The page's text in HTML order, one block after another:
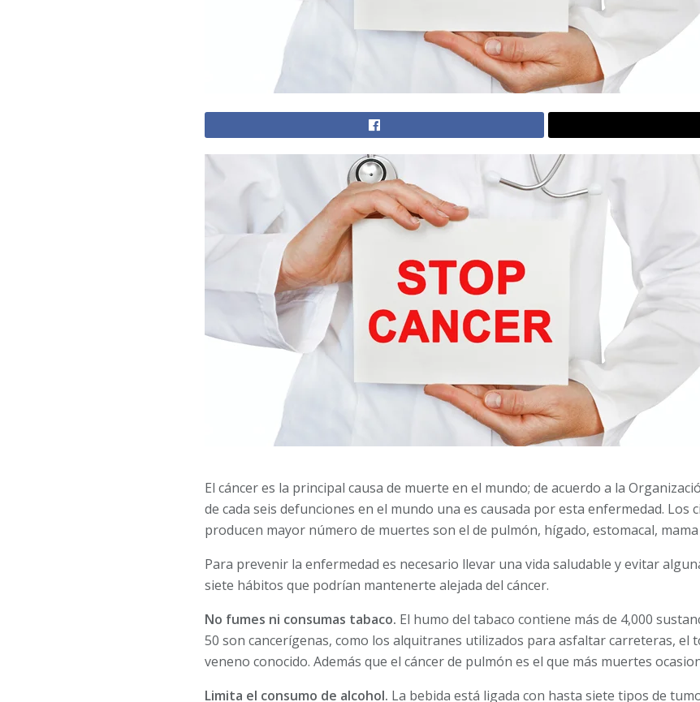
El cáncer es la principal causa de muerte en el mundo; de acuerdo a la
de cada seis defunciones en el mundo una es causada por esta enfermedad. Los
producen mayor número de muertes son el de pulmón, hígado, estomacal, mama
Para prevenir la enfermedad es necesario llevar una vida saludable y evitar
siete hábitos que podrían mantenerte alejada del cáncer.
No fumes ni consumas tabaco. El humo del tabaco contiene más de 4,000
50 son cancerígenas, como los alquitranes utilizados para asfaltar carreteras, el
veneno conocido. Además que el cáncer de pulmón es el que más muertes
Limita el consumo de alcohol. La bebida está ligada con hasta siete tipos de